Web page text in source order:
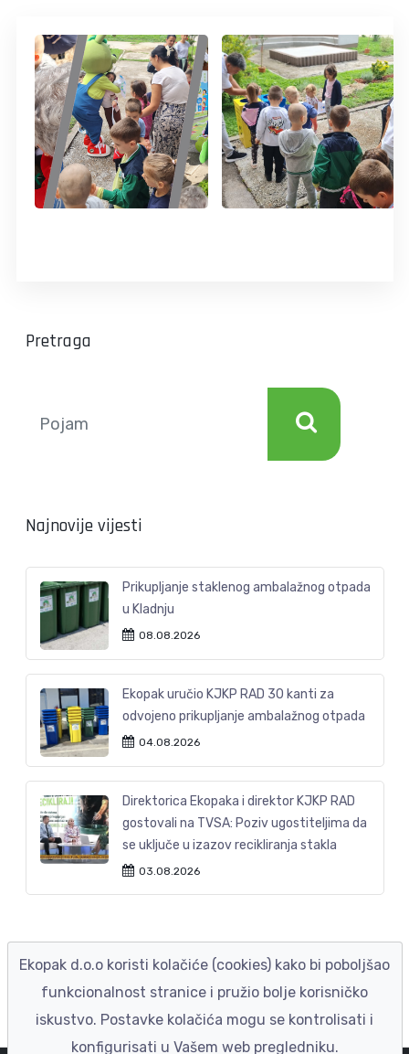
Pretraga
Najnovije vijesti
Prikupljanje staklenog ambalažnog otpada
u Kladnju
08.08.2026
Ekopak uručio KJKP RAD 30 kanti za
odvojeno prikupljanje ambalažnog otpada
04.08.2026
Direktorica Ekopaka i direktor KJKP RAD
gostovali na TVSA: Poziv ugostiteljima da
se uključe u izazov recikliranja stakla
03.08.2026
Ekopak d.o.o koristi kolačiće (cookies) kako bi poboljšao
funkcionalnost stranice i pružio bolje korisničko
iskustvo. Postavke kolačića mogu se kontrolisati i
konfigurisati u Vašem web pregledniku.